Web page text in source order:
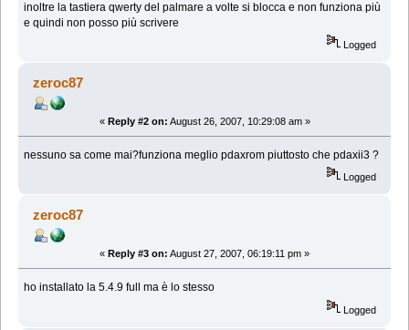
inoltre la tastiera qwerty del palmare a volte si blocca e non funziona più
e quindi non posso più scrivere
Logged
zeroc87
« Reply #2 on: August 26, 2007, 10:29:08 am »
nessuno sa come mai?funziona meglio pdaxrom piuttosto che pdaxii3 ?
Logged
zeroc87
« Reply #3 on: August 27, 2007, 06:19:11 pm »
ho installato la 5.4.9 full ma è lo stesso
Logged